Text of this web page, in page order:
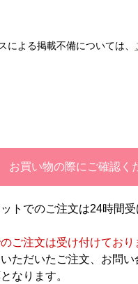
からどのくらいで届きました
どです。
感想・コメント】
は、少々工事が雑。
者で一番最低。良かった
が良かったこと。
による掲載不備については、
お買い物の際にご確認く
トでのご注文は24時間受
ご注文は受け付けており
ただいたご注文、お問い
なります。